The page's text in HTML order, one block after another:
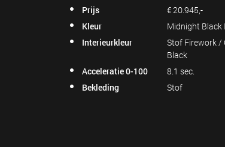
Prijs
€ 20.945,-
Kleur
Midnight Black
Interieurkleur
Stof Firework /
Black
Acceleratie 0-100
8.1 sec.
Bekleding
Stof